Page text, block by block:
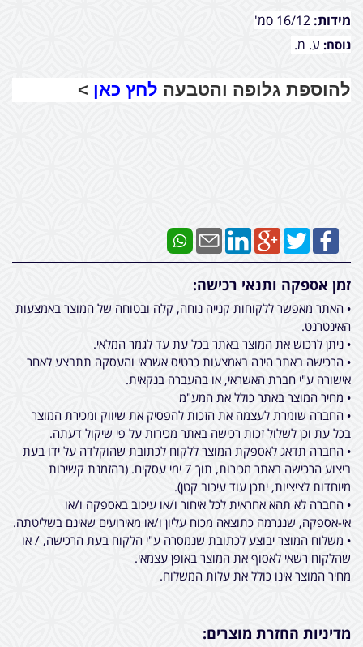
מידות:
נוסח: ע. מ.
להוספת גלופה והטבעה לחץ כאן >
זמן אספקה ותנאי רכישה:
• האתר מאפשר ללקוחות קנייה נוחה, קלה ובטוחה של המוצר באמצעות
האינטרנט.
• ניתן לרכוש את המוצר באתר בכל עת עד לגמר המלאי.
• הרכישה באתר הינה באמצעות כרטיס אשראי והעסקה תתבצע לאחר
אישורה ע"י חברת האשראי, או בהעברה בנקאית.
• מחיר המוצר באתר כולל את המע"מ
• החברה שומרת לעצמה את הזכות להפסיק את שיווק ומכירת המוצר
בכל עת וכן לשלול זכות רכישה באתר מכירות על פי שיקול דעתה.
• החברה תדאג לאספקת המוצר ללקוח לכתובת שהוקלדה על ידו בעת
ביצוע הרכישה באתר מכירות, תוך 7 ימי עסקים. (בהזמנת קשירות
מיוחדות לציציות, יתכן עוד עיכוב קטן).
• החברה לא תהא אחראית לכל איחור ו/או עיכוב באספקה ו/או
אי-אספקה, שנגרמה כתוצאה מכוח עליון ו/או מאירועים שאינם בשליטתה.
• משלוח המוצר יבוצע לכתובת שנמסרה ע"י הלקוח בעת הרכישה, / או
שהלקוח רשאי לאסוף את המוצר באופן עצמאי.
מחיר המוצר אינו כולל את עלות המשלוח.
מדיניות החזרת מוצרים: